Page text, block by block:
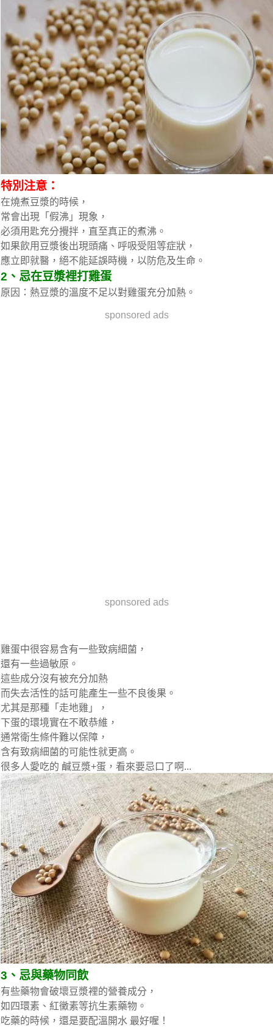
特別注意：
在燒煮豆漿的時候，
常會出現「假沸」現象，
必須用匙充分攪拌，直至真正的煮沸。
如果飲用豆漿後出現頭痛、呼吸受阻等症狀，
應立即就醫，絕不能延誤時機，以防危及生命。
2、忌在豆漿裡打雞蛋
原因：熱豆漿的溫度不足以對雞蛋充分加熱。
sponsored ads
sponsored ads
雞蛋中很容易含有一些致病細菌，
還有一些過敏原。
這些成分沒有被充分加熱
而失去活性的話可能產生一些不良後果。
尤其是那種「走地雞」，
下蛋的環境實在不敢恭維，
通常衛生條件難以保障，
含有致病細菌的可能性就更高。
很多人愛吃的 鹹豆漿+蛋，看來要忌口了啊...
3、忌與藥物同飲
有些藥物會破壞豆漿裡的營養成分，
如四環素、紅黴素等抗生素藥物。
吃藥的時候，還是要配溫開水 最好喔！